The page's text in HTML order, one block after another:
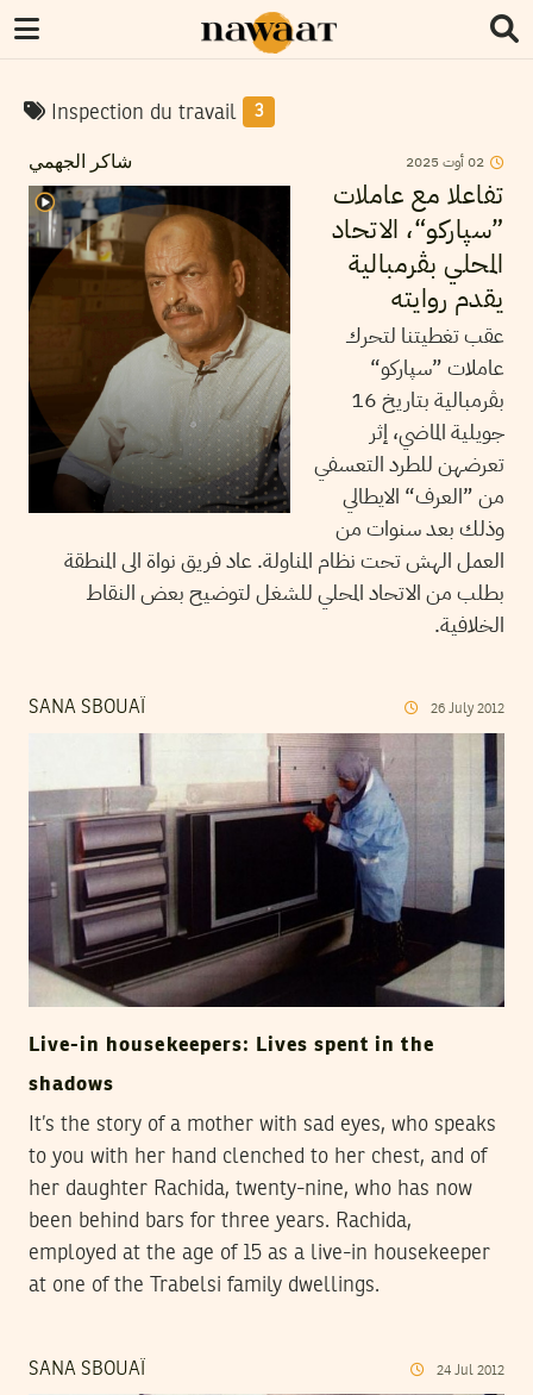
Inspection du travail 3
شاكر الجهمي 02أوت 2025
تفاعلا مع عاملات
”سپاركو“، الاتحاد
المحلي بڤرمبالية
يقدم روايته
عقب تغطيتنا لتحرك
عاملات ”سپاركو“
بڤرمبالية بتاريخ 16
جويلية الماضي، إثر
تعرضهن للطرد التعسفي
من ”العرف“ الايطالي
وذلك بعد سنوات من
العمل الهش تحت نظام المناولة. عاد فريق نواة الى المنطقة
بطلب من الاتحاد المحلي للشغل لتوضيح بعض النقاط
الخلافية.
SANA SBOUAÏ 26 July 2012
Live-in housekeepers: Lives spent in the
shadows
It’s the story of a mother with sad eyes, who speaks
to you with her hand clenched to her chest, and of
her daughter Rachida, twenty-nine, who has now
been behind bars for three years. Rachida,
employed at the age of 15 as a live-in housekeeper
at one of the Trabelsi family dwellings.
SANA SBOUAÏ 24 Jul 2012